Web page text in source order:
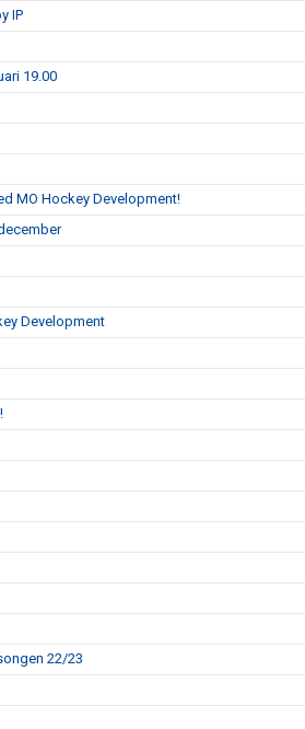
IP
19.00
MO Hockey Development!
Development
22/23